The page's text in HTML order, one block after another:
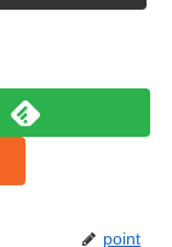
point